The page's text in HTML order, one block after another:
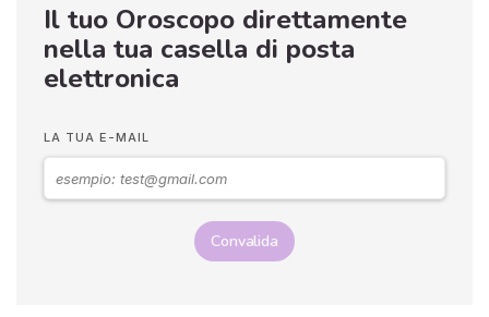
Il tuo Oroscopo direttamente
nella tua casella di posta
elettronica
LA TUA E-MAIL
Convalida